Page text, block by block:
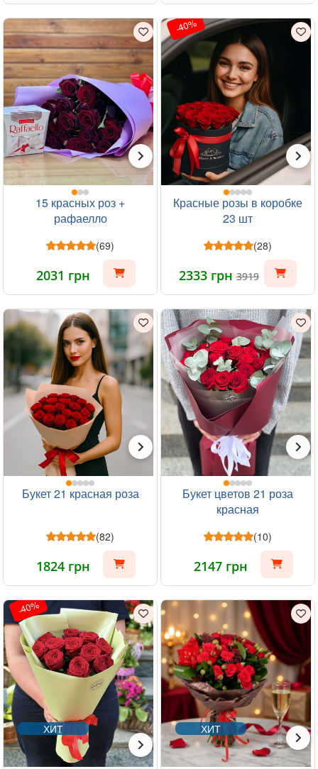
15 красных роз +
рафаелло
(69)
2031 грн
-40%
Красные розы в коробке
23 шт
(28)
2333 грн3919
Букет 21 красная роза
(82)
1824 грн
Букет цветов 21 роза
красная
(10)
2147 грн
-40%
ХИТ ХИТ